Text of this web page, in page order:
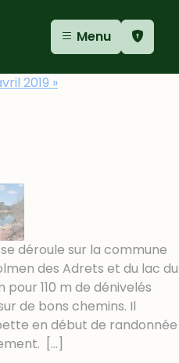
Menu
2019 »
déroule sur la commune
des Adrets et du lac du
110 m de dénivelés
de bons chemins. Il
en début de randonnée
[…]